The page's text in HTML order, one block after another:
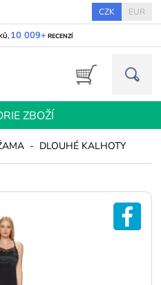
CZK EUR
10 009+ RECENZÍ
ZBOŽÍ
- DLOUHÉ KALHOTY